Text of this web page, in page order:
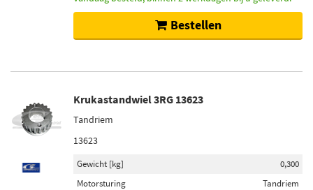
Bestellen
Krukastandwiel 3RG 13623
Tandriem
13623
Gewicht [kg]
0,300
Motorsturing
Tandriem